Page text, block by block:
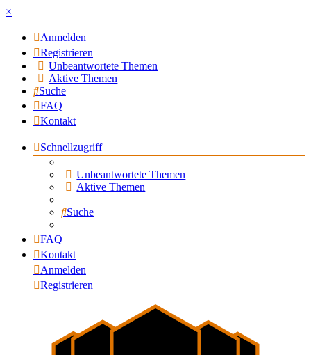
×
Anmelden
Registrieren
Unbeantwortete Themen
Aktive Themen
Suche
FAQ
Kontakt
Schnellzugriff
Unbeantwortete Themen
Aktive Themen
Suche
FAQ
Kontakt
Anmelden
Registrieren